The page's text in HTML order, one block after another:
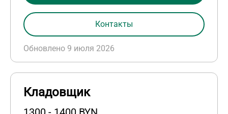
Обновлено 9 июля 2026
Контакты
Кладовщик